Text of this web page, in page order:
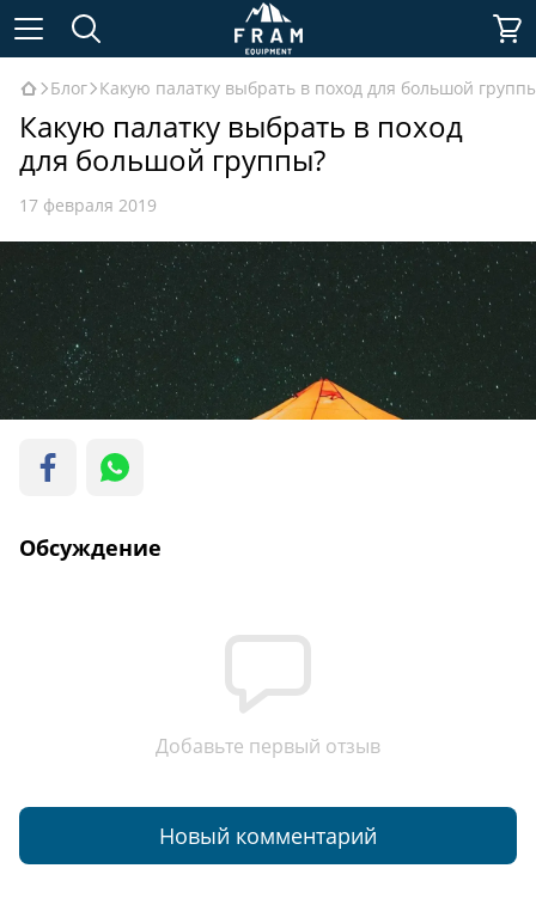
Блог Какую палатку выбрать в поход для большой
Какую палатку выбрать в поход
для большой группы?
17 февраля 2019
Обсуждение
Добавьте первый отзыв
Новый комментарий